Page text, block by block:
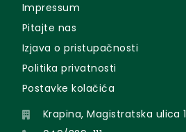
Impressum
Pitajte nas
Izjava o pristupačnosti
Politika privatnosti
Postavke kolačića
Krapina, Magistratska ulica 1